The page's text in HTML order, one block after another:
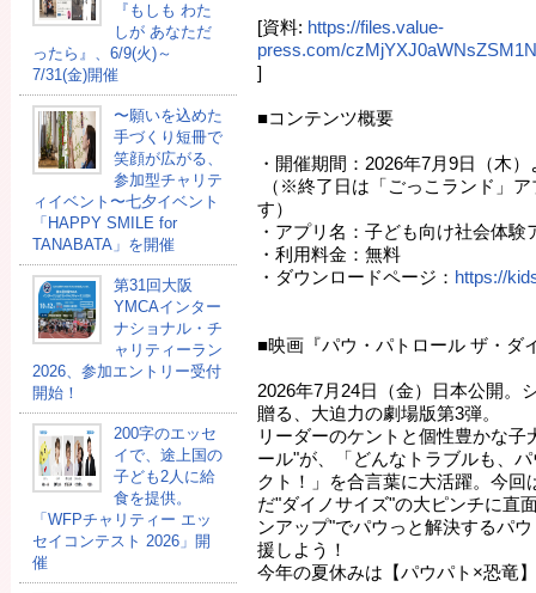
『もしも わた
しが あなただ
ったら』、6/9(火)～
7/31(金)開催
〜願いを込めた
手づくり短冊で
笑顔が広がる、
参加型チャリテ
ィイベント〜七夕イベント
「HAPPY SMILE for
TANABATA」を開催
第31回大阪
YMCAインター
ナショナル・チ
ャリティーラン
2026、参加エントリー受付
開始！
200字のエッセ
イで、途上国の
子ども2人に給
食を提供。
「WFPチャリティー エッ
セイコンテスト 2026」開
催
[資料: https://files.value-
press.com/
]
■コンテンツ概要
・開催期間：2026年7月9日（木
（※終了日は「ごっこランド」
す）
・アプリ名：子ども向け社会体
・利用料金：無料
・ダウンロードページ： https://
■映画『パウ・パトロール ザ・ダ
2026年7月24日（金）日本公開。
贈る、大迫力の劇場版第3弾。
リーダーのケントと個性豊かな
ール"が、「どんなトラブルも、
クト！」を合言葉に大活躍。今回
だ"ダイノサイズ"の大ピンチに直
ンアップ"でパウっと解決するパ
援しよう！
今年の夏休みは【パウパト×恐竜